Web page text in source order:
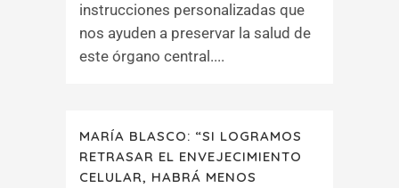
instrucciones personalizadas que
nos ayuden a preservar la salud de
este órgano central....
MARÍA BLASCO: “SI LOGRAMOS
RETRASAR EL ENVEJECIMIENTO
CELULAR, HABRÁ MENOS